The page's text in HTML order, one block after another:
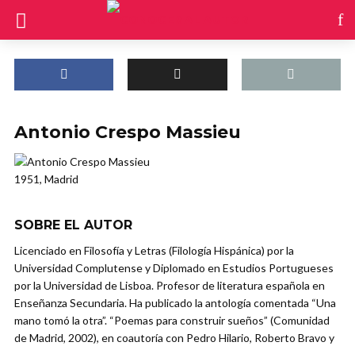
Antonio Crespo Massieu
1951, Madrid
SOBRE EL AUTOR
Licenciado en Filosofía y Letras (Filología Hispánica) por la
Universidad Complutense y Diplomado en Estudios Portugueses
por la Universidad de Lisboa. Profesor de literatura española en
Enseñanza Secundaria. Ha publicado la antología comentada “Una
mano tomó la otra”. “Poemas para construir sueños” (Comunidad
de Madrid, 2002), en coautoría con Pedro Hilario, Roberto Bravo y